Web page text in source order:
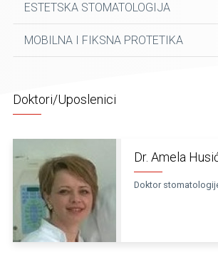
ESTETSKA STOMATOLOGIJA
MOBILNA I FIKSNA PROTETIKA
Doktori/Uposlenici
Dr. Amela
Doktor